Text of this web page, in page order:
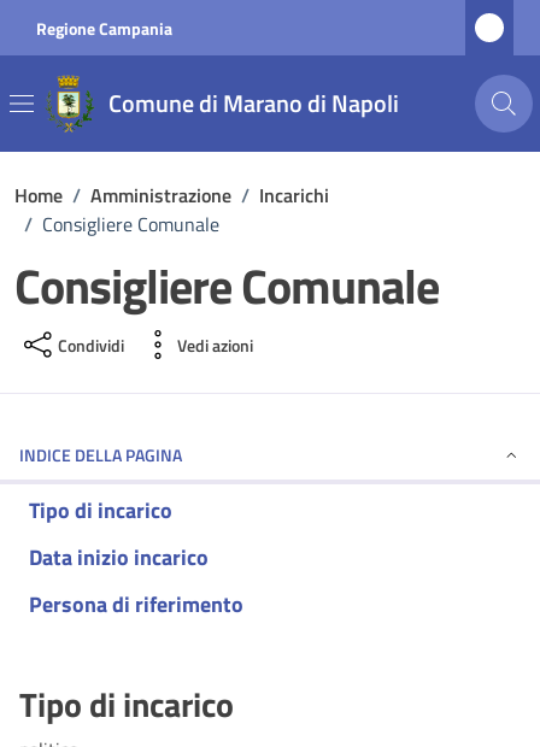
Regione Campania
Comune di Marano di Napoli
Home / Amministrazione / Incarichi
/ Consigliere Comunale
Consigliere Comunale
Condividi Vedi azioni
INDICE DELLA PAGINA
Tipo di incarico
Data inizio incarico
Persona di riferimento
Tipo di incarico